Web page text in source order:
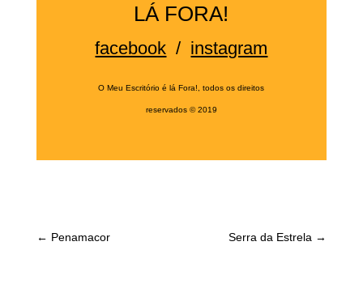
LÁ FORA!
facebook / instagram
O Meu Escritório é lá Fora!, todos os direitos
reservados ©2019
← Penamacor Serra da Estrela →